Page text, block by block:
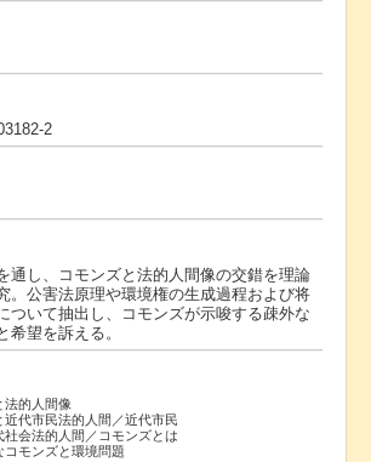
2
通し、コモンズと法的人間像の交錯を理論
。公害法原理や環境権の生成過程および将
ついて抽出し、コモンズが示唆する疎外な
希望を訴える。
的人間像
代市民法的人間／近代市民
会法的人間／コモンズとは
モンズと環境問題